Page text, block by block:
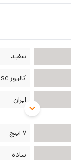
سفید
کالیوز Calluse
ایران
7 اینچ
ساده